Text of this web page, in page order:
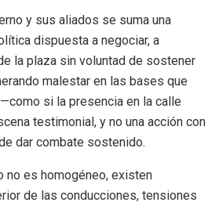
y sus aliados se suma una
dispuesta a negociar, a
la plaza sin voluntad de sostener
malestar en las bases que
si la presencia en la calle
testimonial, y no una acción con
dar combate sostenido.
no es homogéneo, existen
de las conducciones, tensiones